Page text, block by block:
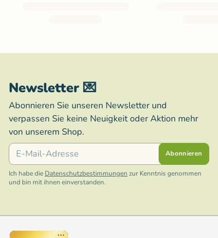
Newsletter 💌
Abonnieren Sie unseren Newsletter und
verpassen Sie keine Neuigkeit oder Aktion mehr
von unserem Shop.
E-Mail
Abonnieren
Ich habe die Datenschutzbestimmungen zur Kenntnis genommen
und bin mit ihnen einverstanden.